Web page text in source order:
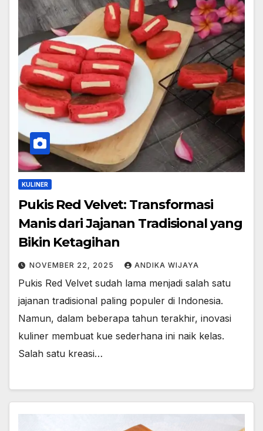
KULINER
Pukis Red Velvet: Transformasi
Manis dari Jajanan Tradisional yang
Bikin Ketagihan
NOVEMBER 22, 2025 ANDIKA WIJAYA
Pukis Red Velvet sudah lama menjadi salah satu
jajanan tradisional paling populer di Indonesia.
Namun, dalam beberapa tahun terakhir, inovasi
kuliner membuat kue sederhana ini naik kelas.
Salah satu kreasi…